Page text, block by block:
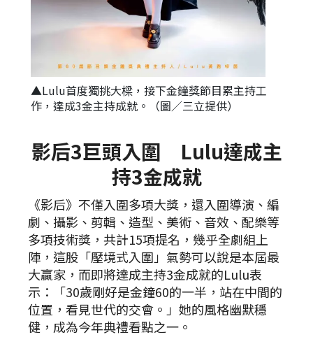
影后3巨頭入圍 Lulu達成主
持3金成就
《影后》不僅入圍多項大獎，還入圍導演、編
劇、攝影、剪輯、造型、美術、音效、配樂等
多項技術獎，共計15項提名，幾乎全劇組上
陣，這股「壓境式入圍」氣勢可以說是本屆最
大贏家，而即將達成主持3金成就的Lulu表
示：「30歲剛好是金鐘60的一半，站在中間的
位置，看見世代的交會。」她的風格幽默穩
健，成為今年典禮看點之一。
▲Lulu首度獨挑大樑，接下金鐘獎節目累主持工
作，達成3金主持成就。（圖／三立提供）